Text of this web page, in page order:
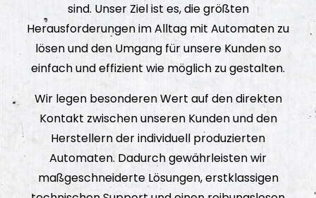
sind. Unser Ziel ist es, die größten
Herausforderungen im Alltag mit Automaten zu
lösen und den Umgang für unsere Kunden so
einfach und effizient wie möglich zu gestalten.
Wir legen besonderen Wert auf den direkten
Kontakt zwischen unseren Kunden und den
Herstellern der individuell produzierten
Automaten. Dadurch gewährleisten wir
maßgeschneiderte Lösungen, erstklassigen